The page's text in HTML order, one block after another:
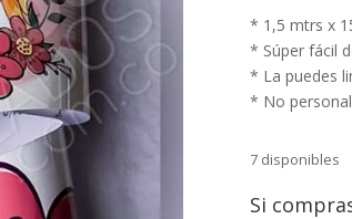
* 1,5 mtrs x
* Súper fácil
* La puedes
* No
7 disponibles
Si